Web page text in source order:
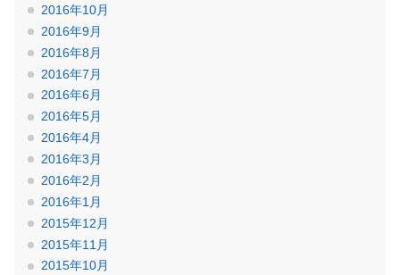
2016年10月
2016年9月
2016年8月
2016年7月
2016年6月
2016年5月
2016年4月
2016年3月
2016年2月
2016年1月
2015年12月
2015年11月
2015年10月